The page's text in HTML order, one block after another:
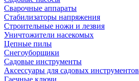
Сварочные аппараты
Стабилизаторы напряжения
Строительные ножи и лезвия
Уничтожители насекомых
Цепные пилы
Снегоуборщики
Садовые инструменты
Аксессуары для садовых инструментов
Гаечные ключи